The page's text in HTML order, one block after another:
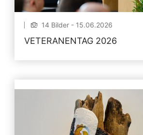
14 Bilder - 15.06.2026
VETERANENTAG 2026